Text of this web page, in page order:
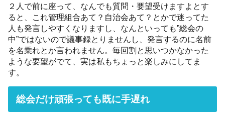
２人で前に座って、なんでも質問・要望受けますよとす
ると、これ管理組合あて？自治会あて？とかで迷ってた
人も発言しやすくなりますし、なんといっても”総会の
中”ではないので議事録とりませんし、発言するのに名前
を名乗れとか言われません。毎回割と思いつかなかった
ような要望がでて、実は私もちょっと楽しみにしてま
す。
総会だけ頑張っても既に手遅れ